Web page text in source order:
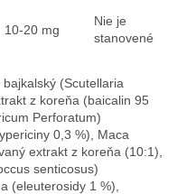
10-20 mg
Nie je
stanovené
(Scutellaria
z koreňa (baicalin 95
Perforatum)
0,3 %), Maca
extrakt z koreňa (10:1),
senticosus)
(eleuterosidy 1 %),